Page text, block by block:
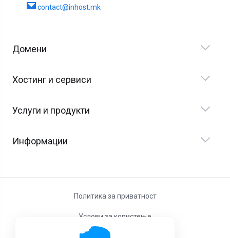
contact@inhost.mk
Домени
Хостинг и сервиси
Услуги и продукти
Информации
Политика за приватност
Услови за користење